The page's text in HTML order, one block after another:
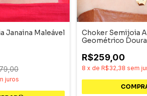
Janaina Maleável
juros
Choker Semijoia
Geométrico
R$259,00
8 x de R$32,38 sem